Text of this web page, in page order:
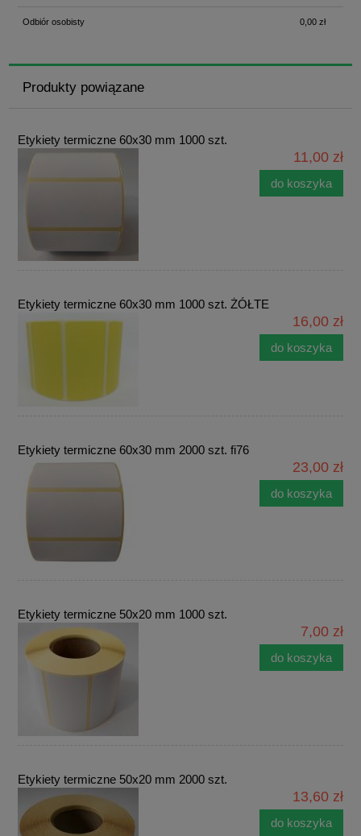
Odbiór osobisty 0,00 zł
Produkty powiązane
Etykiety termiczne 60x30 mm 1000 szt.
11,00 zł
do koszyka
Etykiety termiczne 60x30 mm 1000 szt. ŻÓŁTE
16,00 zł
do koszyka
Etykiety termiczne 60x30 mm 2000 szt. fi76
23,00 zł
do koszyka
Etykiety termiczne 50x20 mm 1000 szt.
7,00 zł
do koszyka
Etykiety termiczne 50x20 mm 2000 szt.
13,60 zł
do koszyka